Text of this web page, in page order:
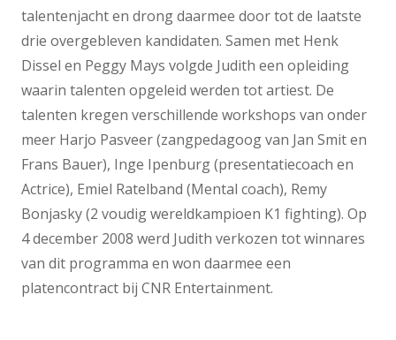
talentenjacht en drong daarmee door tot de laatste
drie overgebleven kandidaten. Samen met Henk
Dissel en Peggy Mays volgde Judith een opleiding
waarin talenten opgeleid werden tot artiest. De
talenten kregen verschillende workshops van onder
meer Harjo Pasveer (zangpedagoog van Jan Smit en
Frans Bauer), Inge Ipenburg (presentatiecoach en
Actrice), Emiel Ratelband (Mental coach), Remy
Bonjasky (2 voudig wereldkampioen K1 fighting). Op
4 december 2008 werd Judith verkozen tot winnares
van dit programma en won daarmee een
platencontract bij CNR Entertainment.